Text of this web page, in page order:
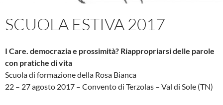
SCUOLA ESTIVA 2017
I Care. democrazia e prossimità? Riappropriarsi delle parole
con pratiche di vita
Scuola di formazione della Rosa Bianca
22 – 27 agosto 2017 – Convento di Terzolas – Val di Sole (TN)